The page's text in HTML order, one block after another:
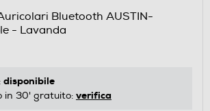
Bluetooth AUSTIN-
- Lavanda
disponibile
in 30' gratuito: verifica